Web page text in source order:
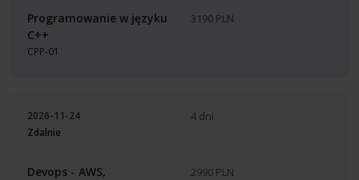
Programowanie w języku
C++
CPP-01
3190 PLN
2026-11-24
Zdalnie
Devops - AWS,
4 dni
2990 PLN